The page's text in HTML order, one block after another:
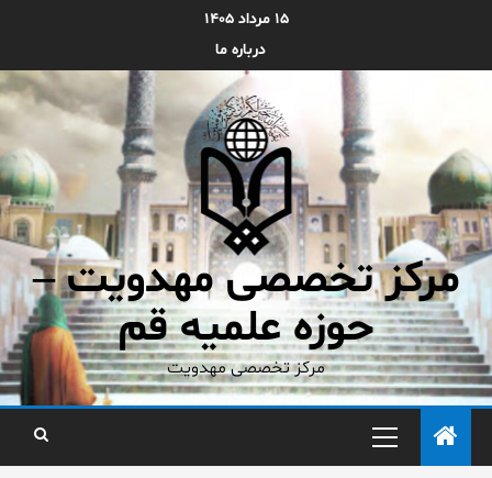
۱۵ مرداد ۱۴۰۵
درباره ما
مرکز تخصصی مهدویت –
حوزه علمیه قم
مرکز تخصصی مهدویت